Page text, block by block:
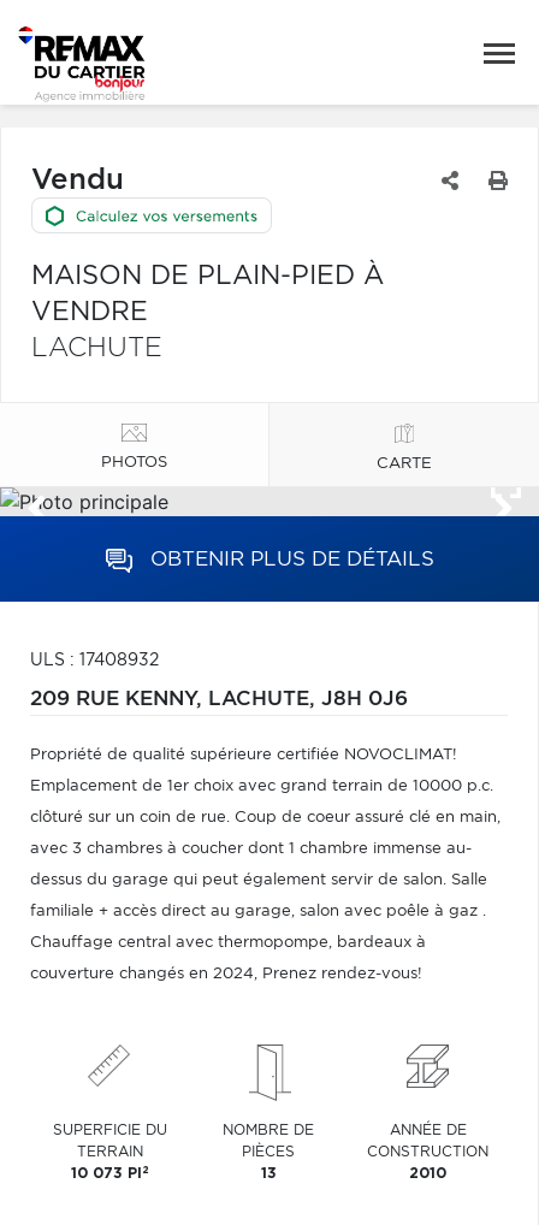
Vendu
MAISON DE PLAIN-PIED À
VENDRE
LACHUTE
PHOTOS CARTE
OBTENIR PLUS DE DÉTAILS
ULS : 17408932
209 RUE KENNY, LACHUTE, J8H 0J6
Propriété de qualité supérieure certifiée NOVOCLIMAT!
Emplacement de 1er choix avec grand terrain de 10000 p.c.
clôturé sur un coin de rue. Coup de coeur assuré clé en main,
avec 3 chambres à coucher dont 1 chambre immense au-
dessus du garage qui peut également servir de salon. Salle
familiale + accès direct au garage, salon avec poêle à gaz .
Chauffage central avec thermopompe, bardeaux à
couverture changés en 2024, Prenez rendez-vous!
SUPERFICIE DU
TERRAIN
10 073 PI 2
NOMBRE DE
PIÈCES
13
ANNÉE DE
CONSTRUCTION
2010